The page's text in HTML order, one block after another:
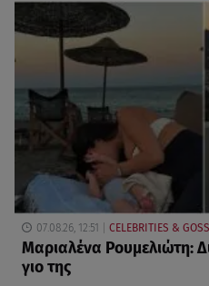
07.08.26, 12:51 CELEBRITIES &
Μαριαλένα Ρουμελιώτη:
γιο της